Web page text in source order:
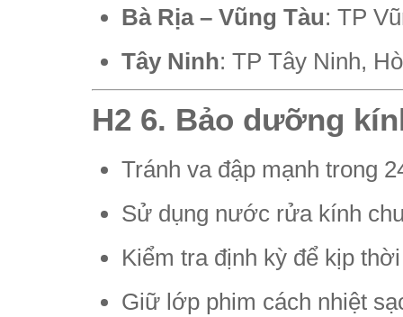
Bà Rịa – Vũng Tàu: TP
Tây Ninh: TP Tây Ninh,
H2 6. Bảo dưỡng
Tránh va đập mạnh trong
Sử dụng nước rửa kính
Kiểm tra định kỳ để kịp
Giữ lớp phim cách nhiệt